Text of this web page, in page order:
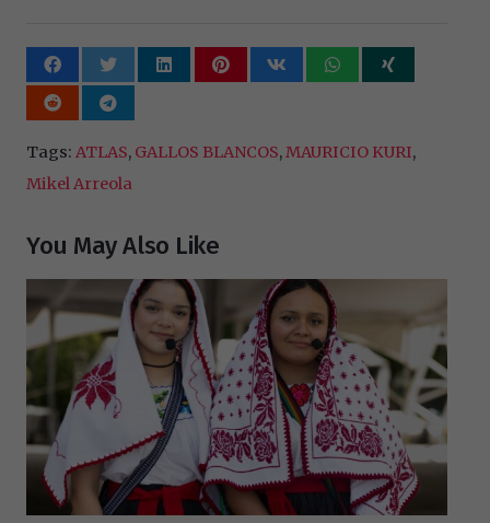
Tags: ATLAS, GALLOS BLANCOS,MAURICIO KURI,
Mikel Arreola
You May Also Like